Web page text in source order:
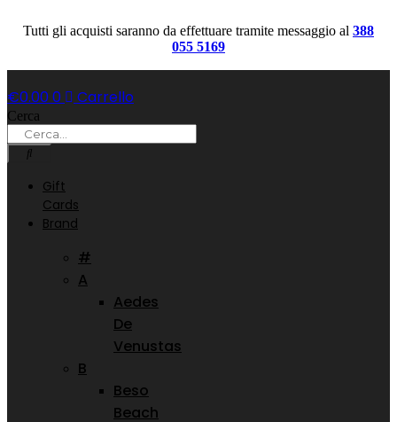
Tutti gli acquisti saranno da effettuare tramite messaggio al 388
055 5169
€0.000 Carrello
Cerca
Gift
Cards
Brand
#
A
Aedes
De
Venustas
B
Beso
Beach